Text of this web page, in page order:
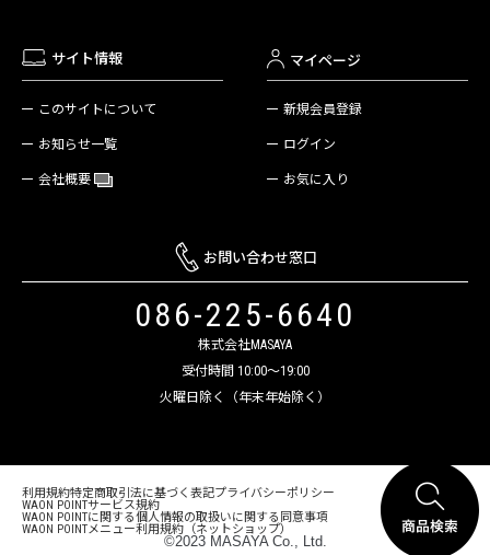
サイト情報
このサイトについて
お知らせ一覧
会社概要
マイページ
新規会員登録
ログイン
お気に入り
お問い合わせ窓口
086-225-6640
株式会社MASAYA
受付時間 10:00～19:00
火曜日除く（年末年始除く）
利用規約特定商取引法に基づく表記プライバシーポリシー
WAON POINTサービス規約
WAON POINTに関する個人情報の取扱いに関する同意事項
WAON POINTメニュー利用規約（ネットショップ）
©2023 MASAYA Co., Ltd.